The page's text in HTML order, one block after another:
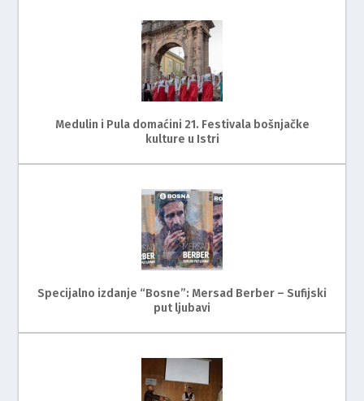
Medulin i Pula domaćini 21. Festivala bošnjačke
kulture u Istri
Specijalno izdanje “Bosne”: Mersad Berber – Sufijski
put ljubavi